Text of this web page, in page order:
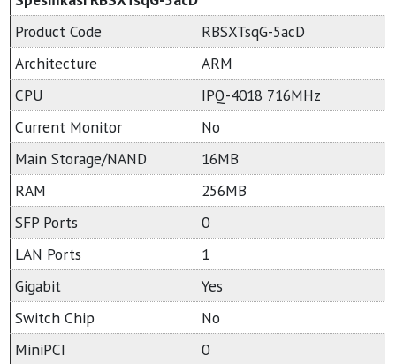
Product Code
RBSXTsqG-5acD
Architecture
ARM
CPU
IPQ-4018 716MHz
Current Monitor
No
Main Storage/NAND
16MB
RAM
256MB
SFP Ports
0
LAN Ports
1
Gigabit
Yes
Switch Chip
No
MiniPCI
0